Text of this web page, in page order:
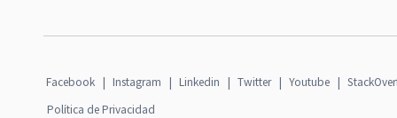
Facebook | Instagram | Linkedin | Twitter | Youtube |
Política de Privacidad